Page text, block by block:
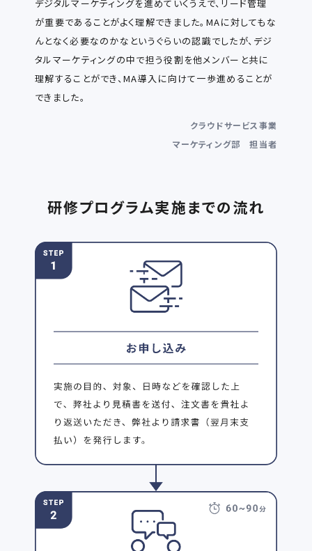
デジタルマーケティングを進めていくうえで、リード管理
が重要であることがよく理解できました。MAに対してもな
んとなく必要なのかなというぐらいの認識でしたが、デジ
タルマーケティングの中で担う役割を他メンバーと共に
理解することができ、MA導入に向けて一歩進めることが
できました。
クラウドサービス事業
マーケティング部 担当者
研修プログラム実施までの流れ